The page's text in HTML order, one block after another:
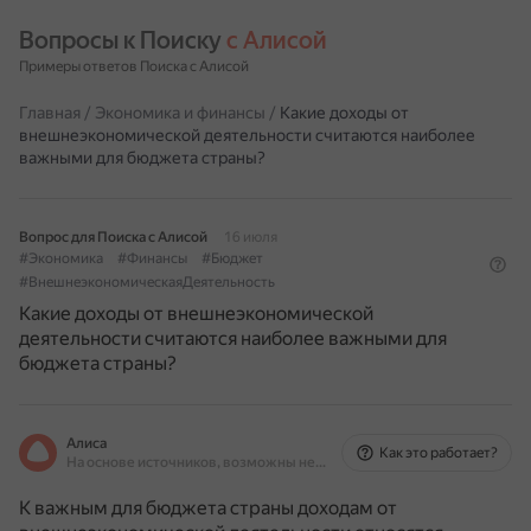
Вопросы к Поиску с Алисой
Примеры ответов Поиска с Алисой
Главная / Экономика и финансы / Какие доходы от
внешнеэкономической деятельности считаются наиболее
важными для бюджета страны?
Вопрос для Поиска с Алисой
16 июля
#Экономика
#Финансы
#Бюджет
#ВнешнеэкономическаяДеятельность
Какие доходы от внешнеэкономической
деятельности считаются наиболее важными для
бюджета страны?
Алиса
На основе источников, возможны неточности
Как это работает?
К важным для бюджета страны доходам от